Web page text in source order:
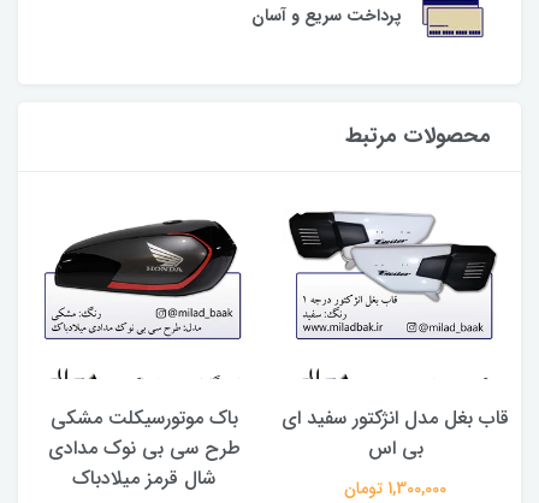
پرداخت سریع و آسان
محصولات مرتبط
قاب بغل مدل انژکتور سفید ای
بی اس
1,300,000 تومان
باک موتورسیکلت مشکی
طرح سی بی نوک مدادی
شال قرمز میلادباک